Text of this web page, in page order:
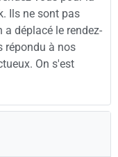
Ils ne sont pas
a déplacé le rendez-
répondu à nos
On s'est